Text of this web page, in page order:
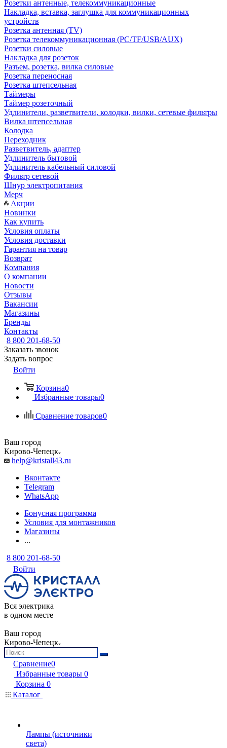
Розетки антенные, телекоммуникационные
Накладка, вставка, заглушка для коммуникационных
устройств
Розетка антенная (TV)
Розетка телекоммуникационная (PC/TF/USB/AUX)
Розетки силовые
Накладка для розеток
Разъем, розетка, вилка силовые
Розетка переносная
Розетка штепсельная
Таймеры
Таймер розеточный
Удлинители, разветвители, колодки, вилки, сетевые фильтры
Вилка штепсельная
Колодка
Переходник
Разветвитель, адаптер
Удлинитель бытовой
Удлинитель кабельный силовой
Фильтр сетевой
Шнур электропитания
Мерч
Акции
Новинки
Как купить
Условия оплаты
Условия доставки
Гарантия на товар
Возврат
Компания
О компании
Новости
Отзывы
Вакансии
Магазины
Бренды
Контакты
8 800 201-68-50
Заказать звонок
Задать вопрос
Войти
Корзина0
Избранные товары0
Сравнение товаров0
Ваш город
Кирово-Чепецк
help@kristall43.ru
Вконтакте
Telegram
WhatsApp
Бонусная программа
Условия для монтажников
Магазины
...
8 800 201-68-50
Войти
Вся электрика
в одном месте
Ваш город
Кирово-Чепецк
Сравнение0
Избранные товары 0
Корзина 0
Каталог
Лампы (источники
света)